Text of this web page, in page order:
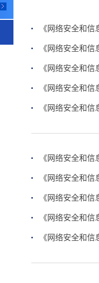
《网络安全和
《网络安全和
《网络安全和
《网络安全和
《网络安全和
《网络安全和
《网络安全和
《网络安全和
《网络安全和
《网络安全和